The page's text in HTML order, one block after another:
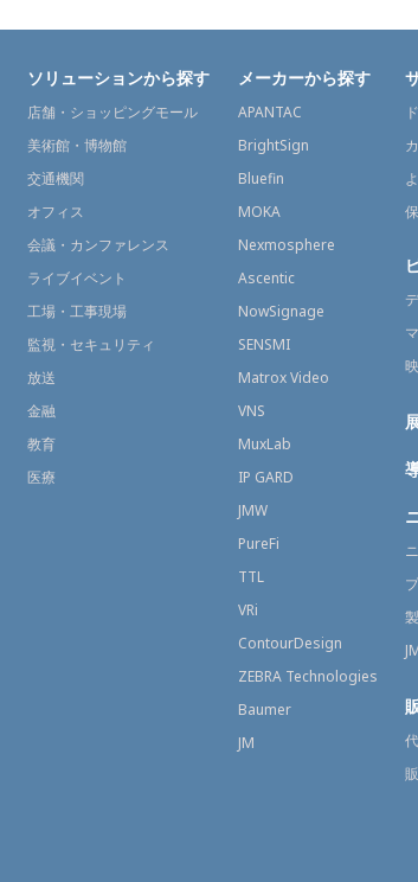
ソリューションから探す
店舗・ショッピングモール
美術館・博物館
交通機関
オフィス
会議・カンファレンス
ライブイベント
工場・工事現場
監視・セキュリティ
放送
金融
教育
医療
メーカーから探す
APANTAC
BrightSign
Bluefin
MOKA
Nexmosphere
Ascentic
NowSignage
SENSMI
Matrox Video
VNS
MuxLab
IP GARD
JMW
PureFi
TTL
VRi
ContourDesign
ZEBRA Technologies
Baumer
JM